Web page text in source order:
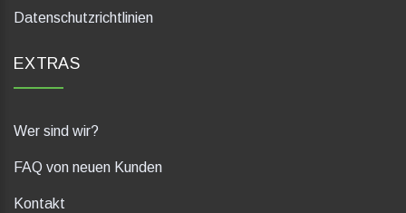
Datenschutzrichtlinien
EXTRAS
Wer sind wir?
FAQ von neuen Kunden
Kontakt